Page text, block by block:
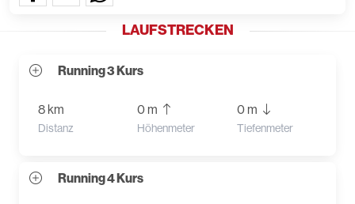
LAUFSTRECKEN
Running 3 Kurs
8 km
Distanz
0 m
Höhenmeter
0 m
Tiefenmeter
Running 4 Kurs